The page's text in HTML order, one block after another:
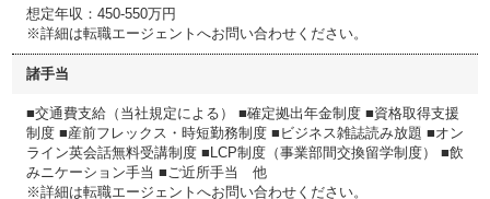
想定年収：450-550万円
※詳細は転職エージェントへお問い合わせください。
諸手当
■交通費支給（当社規定による） ■確定拠出年金制度 ■資格取得支援
制度 ■産前フレックス・時短勤務制度 ■ビジネス雑誌読み放題 ■オン
ライン英会話無料受講制度 ■LCP制度（事業部間交換留学制度） ■飲
みニケーション手当 ■ご近所手当 他
※詳細は転職エージェントへお問い合わせください。